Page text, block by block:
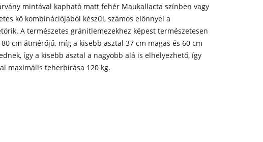
mintával kapható matt fehér Maukallacta színben vagy
kő kombinációjából készül, számos előnnyel a
A természetes gránitlemezekhez képest természetesen
cm átmérőjű, míg a kisebb asztal 37 cm magas és 60 cm
így a kisebb asztal a nagyobb alá is elhelyezhető, így
maximális teherbírása 120 kg.